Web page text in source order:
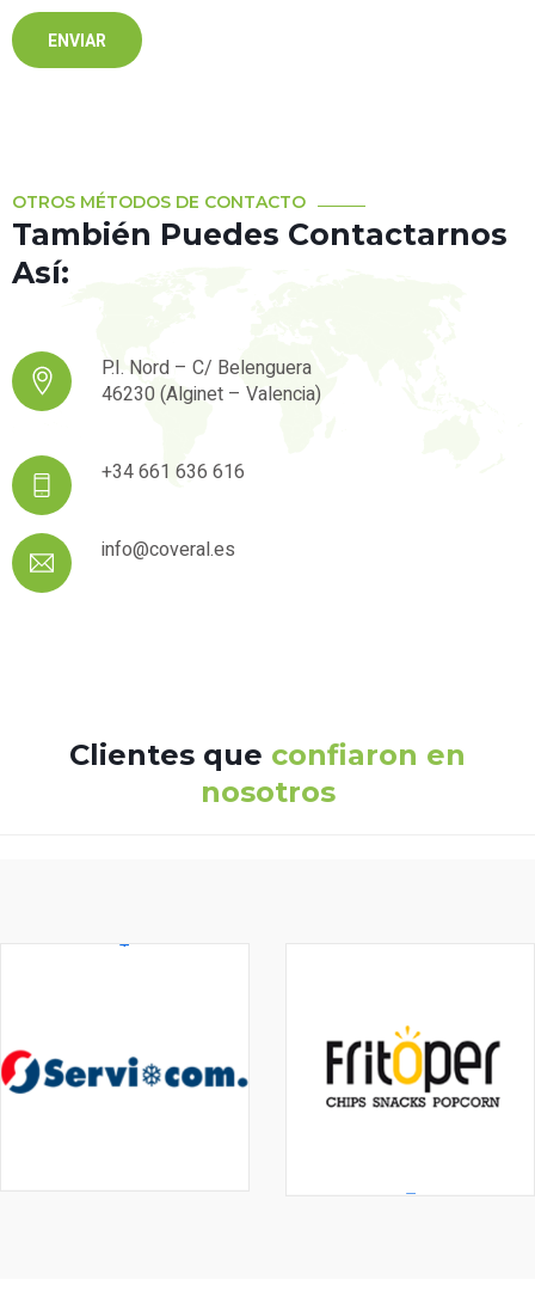
OTROS MÉTODOS DE CONTACTO
También Puedes Contactarnos
Así:
P.I. Nord – C/ Belenguera
46230 (Alginet – Valencia)
+34 661 636 616
info@coveral.es
Clientes que confiaron en
nosotros